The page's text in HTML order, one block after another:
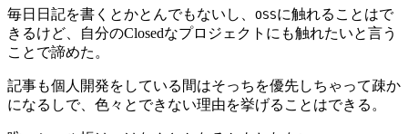
毎日日記を書くとかとんでもないし、 OSSに触れることはで
きるけど、自分のClosedなプロジェクトにも触れたいと言う
ことで諦めた。
記事も個人開発をしている間はそっちを優先しちゃって疎か
になるしで、色々とできない理由を挙げることはできる。